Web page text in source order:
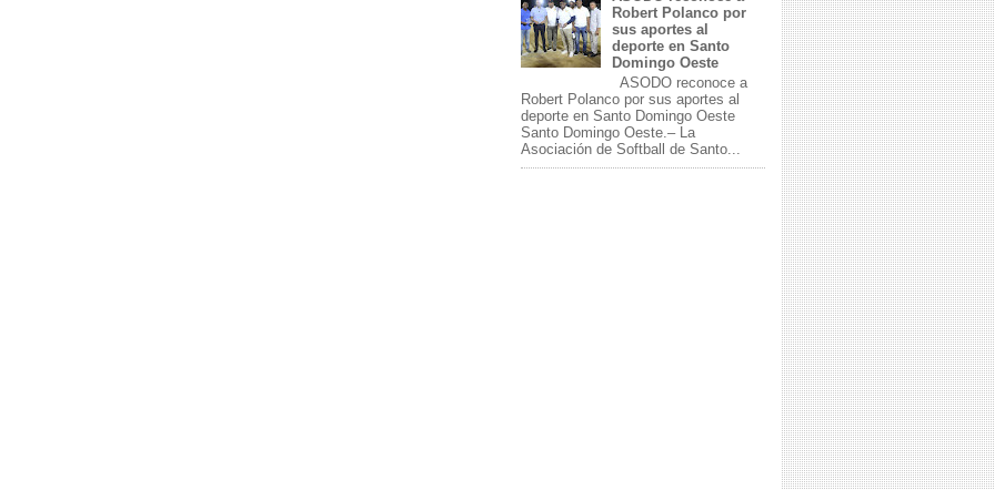
Robert Polanco por
sus aportes al
deporte en Santo
Domingo Oeste
ASODO reconoce a
Robert Polanco por sus aportes al
deporte en Santo Domingo Oeste
Santo Domingo Oeste.– La
Asociación de Softball de Santo...